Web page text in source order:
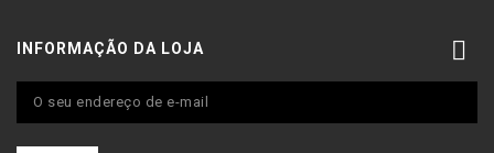
INFORMAÇÃO DA LOJA 